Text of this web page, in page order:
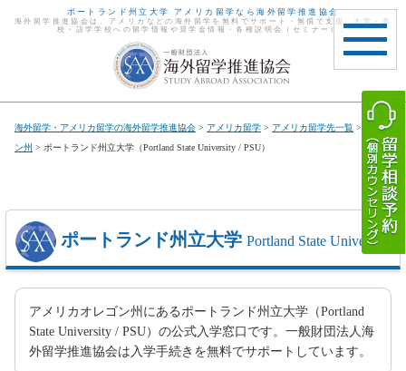
toggle
ポートランド州立大学 アメリカ留学なら海外留学推進協会
海外留学推進協会は、アメリカなどの海外留学を無料でサポート・無償で支援。大学・高
校・語学学校への留学情報や奨学金情報・各種説明会（セミナー）。
海外留学・アメリカ留学の海外留学推進協会 > アメリカ留学 > アメリカ留学先一覧 >
オレゴ
ン州 > ポートランド州立大学（Portland State University / PSU）
ポートランド州立大学 Portland State University
アメリカオレゴン州にあるポートランド州立大学（Portland
State University / PSU）の公式入学窓口です。一般財団法人海
外留学推進協会は入学手続きを無料でサポートしています。